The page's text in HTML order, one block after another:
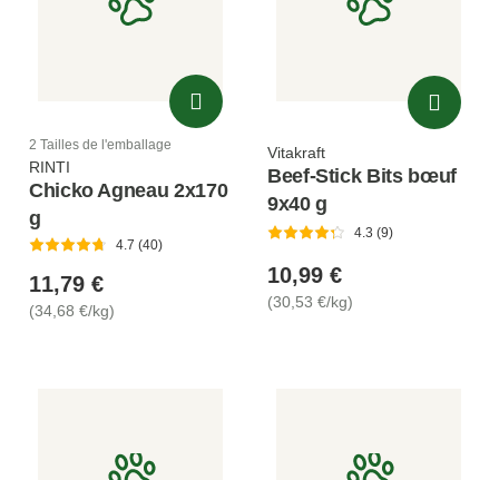
2 Tailles de l'emballage
RINTI
Chicko Agneau 2x170
g
4.7 (40)
11,79 €
(34,68 €/kg)
Vitakraft
Beef-Stick Bits bœuf
9x40 g
4.3 (9)
10,99 €
(30,53 €/kg)